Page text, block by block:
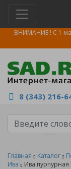
ВНИМАНИЕ ! С 1
8 (343) 216-
Главная Каталог
Ива
Ива